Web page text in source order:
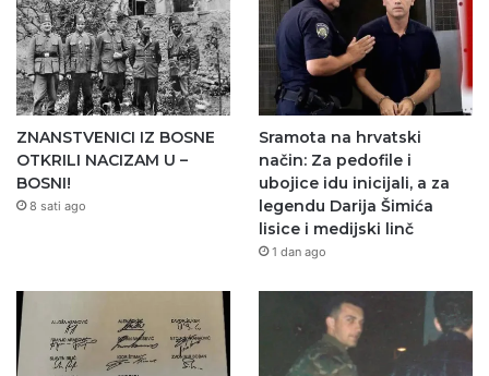
ZNANSTVENICI IZ BOSNE
OTKRILI NACIZAM U –
BOSNI!
8 sati ago
Sramota na hrvatski
način: Za pedofile i
ubojice idu inicijali, a za
legendu Darija Šimića
lisice i medijski linč
1 dan ago